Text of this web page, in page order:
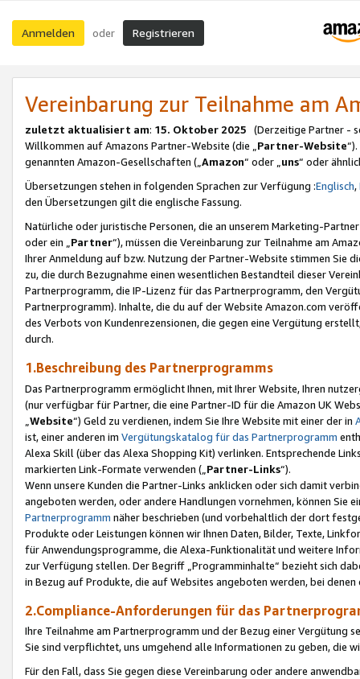
Anmelden oder Registrieren
Vereinbarung zur Teilnahme am
zuletzt aktualisiert am: 15. Oktober 2025 (Derzeitige Partner -
Willkommen auf Amazons Partner-Website (die „Partner-Website
genannten Amazon-Gesellschaften („Amazon“ oder „uns“ oder
Übersetzungen stehen in folgenden Sprachen zur Verfügung :Englisch,
den Übersetzungen gilt die englische Fassung.
Natürliche oder juristische Personen, die an unserem Marketing-
oder ein „Partner“), müssen die Vereinbarung zur Teilnahme am
Ihrer Anmeldung auf bzw. Nutzung der Partner-Website stimmen Sie
zu, die durch Bezugnahme einen wesentlichen Bestandteil dieser
Partnerprogramm, die IP-Lizenz für das Partnerprogramm, den
Partnerprogramm). Inhalte, die du auf der Website Amazon.com
des Verbots von Kundenrezensionen, die gegen eine Vergütung
durch.
1.Beschreibung des Partnerprogramms
Das Partnerprogramm ermöglicht Ihnen, mit Ihrer Website, Ihren
(nur verfügbar für Partner, die eine Partner-ID für die Amazon UK
Website“) Geld zu verdienen, indem Sie Ihre Website mit einer der in
ist, einer anderen im Vergütungskatalog für das Partnerprogramm
Alexa Skill (über das Alexa Shopping Kit) verlinken. Entsprechende
markierten Link-Formate verwenden („ Partner-Links“).
Wenn unsere Kunden die Partner-Links anklicken oder sich damit
angeboten werden, oder andere Handlungen vornehmen, können Sie
Partnerprogramm näher beschrieben (und vorbehaltlich der dort
Produkte oder Leistungen können wir Ihnen Daten, Bilder, Texte,
für Anwendungsprogramme, die Alexa-Funktionalität und weitere
zur Verfügung stellen. Der Begriff „Programminhalte“ bezieht sich
in Bezug auf Produkte, die auf Websites angeboten werden, bei
2.Compliance-Anforderungen für das
Ihre Teilnahme am Partnerprogramm und der Bezug einer Vergütung
Sie sind verpflichtet, uns umgehend alle Informationen zu geben, die
Für den Fall, dass Sie gegen diese Vereinbarung oder andere